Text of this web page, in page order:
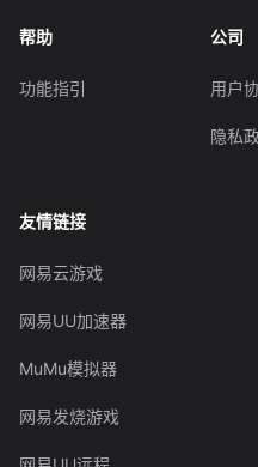
帮助
功能指引
公司
用户
隐私
友情链接
网易云游戏
网易UU加速器
MuMu模拟器
网易发烧游戏